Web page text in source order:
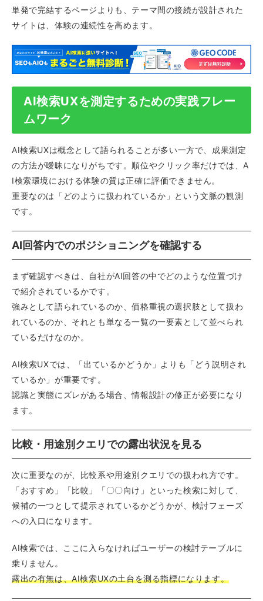
単発で完結するページよりも、テーマ間の接続が設計された
サイトは、体験の連続性を高めます。
AI検索UXを測定するための実践フレー
ムワーク
AI検索UXは概念として語られることが多い一方で、成果測定
の方法が曖昧になりがちです。順位やクリック率だけでは、A
I検索環境における体験の質は正確に評価できません。
重要なのは「どのように扱われているか」という文脈の観測
です。
AI回答内でのポジショニングを確認する
まず確認すべきは、自社がAI回答の中でどのような位置づけ
で紹介されているかです。
強みとして語られているのか、価格重視の選択肢として扱わ
れているのか、それとも単なる一覧の一要素として並べられ
ているだけなのか。
AI検索UXでは、「出ているかどうか」よりも「どう説明され
ているか」が重要です。
認識と実態にズレがある場合、情報設計の修正が必要になり
ます。
比較・用途別クエリでの露出状況を見る
次に重要なのが、比較系や用途別クエリでの扱われ方です。
「おすすめ」「比較」「〇〇向け」といった検索に対して、
候補の一つとして提示されているかどうかが、検討フェーズ
への入口になります。
AI検索では、ここに入らなければユーザーの検討テーブルに
乗りません。
露出の有無は、AI検索UXの土台を測る指標になります。